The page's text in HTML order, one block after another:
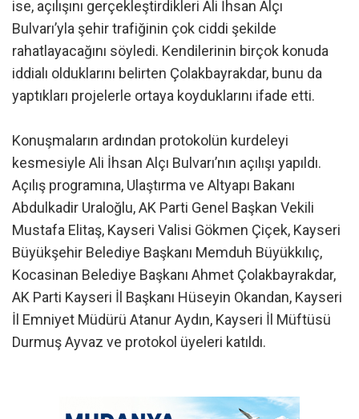
ise, açılışını gerçekleştirdikleri Ali İhsan Alçı
Bulvarı’yla şehir trafiğinin çok ciddi şekilde
rahatlayacağını söyledi. Kendilerinin birçok konuda
iddialı olduklarını belirten Çolakbayrakdar, bunu da
yaptıkları projelerle ortaya koyduklarını ifade etti.
Konuşmaların ardından protokolün kurdeleyi
kesmesiyle Ali İhsan Alçı Bulvarı’nın açılışı yapıldı.
Açılış programına, Ulaştırma ve Altyapı Bakanı
Abdulkadir Uraloğlu, AK Parti Genel Başkan Vekili
Mustafa Elitaş, Kayseri Valisi Gökmen Çiçek, Kayseri
Büyükşehir Belediye Başkanı Memduh Büyükkılıç,
Kocasinan Belediye Başkanı Ahmet Çolakbayrakdar,
AK Parti Kayseri İl Başkanı Hüseyin Okandan, Kayseri
İl Emniyet Müdürü Atanur Aydın, Kayseri İl Müftüsü
Durmuş Ayvaz ve protokol üyeleri katıldı.